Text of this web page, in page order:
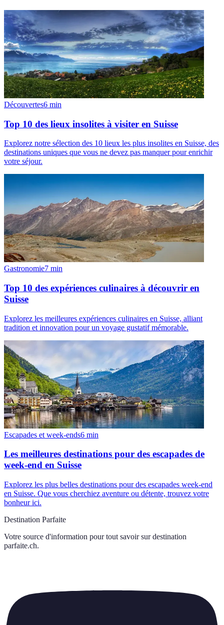
Découvertes6 min
Top 10 des lieux insolites à visiter en Suisse
Explorez notre sélection des 10 lieux les plus insolites en Suisse, des
destinations uniques que vous ne devez pas manquer pour enrichir
votre séjour.
Gastronomie7 min
Top 10 des expériences culinaires à découvrir en
Suisse
Explorez les meilleures expériences culinaires en Suisse, alliant
tradition et innovation pour un voyage gustatif mémorable.
Escapades et week-ends6 min
Les meilleures destinations pour des escapades de
week-end en Suisse
Explorez les plus belles destinations pour des escapades week-end
en Suisse. Que vous cherchiez aventure ou détente, trouvez votre
bonheur ici.
Destination Parfaite
Votre source d'information pour tout savoir sur destination
parfaite.ch.